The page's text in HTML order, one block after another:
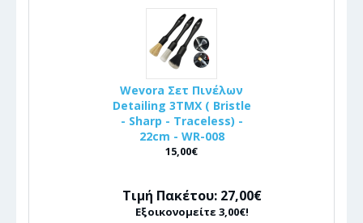
Wevora Σετ Πινέλων
Detailing 3ΤΜΧ ( Bristle
- Sharp - Traceless) -
22cm - WR-008
15,00€
Τιμή Πακέτου: 27,00€
Εξοικονομείτε 3,00€!